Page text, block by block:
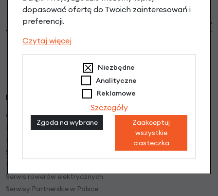
Możesz zrezygnować w każdej chwili. W tym celu przeczytajpolitykę prywatności
cookie. Administratorem Twoich danych osobowych są RoweryStylowe.pl (50-028 Wrocław,
ul. Świdnicka 49; e-mail: sklep@rowerystylowe.pl, telefon: 713 432 029. Podany przez Ciebie
adres e-mail może stanowić Twoje dane osobowe (np. jeżeli zawiera Twoje imię i nazwisko).
* Warunki świadczenia usługi Newsletter
RoweryStylowe.pl
O firmie
Regulamin sklepu
Polityka prywatności
Serwis rowerowy
Mapa dojazdu
Serwis rowerów elektrycznych
Serwisy Partnerskie w Polsce
dopasować ofertę do Twoich zainteresowań i
preferencji.
Czytaj więcej
Niezbędne
Analityczne
Reklamowe
Szczegóły
Zgoda na wybrane
Zaakceptuj
wszystkie
ciasteczka